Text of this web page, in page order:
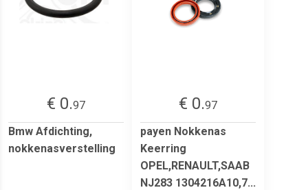
€ 0.97
Bmw Afdichting,
nokkenasverstelling
€ 0.97
payen Nokkenas
Keerring
OPEL,RENAULT,SAAB
NJ283 1304216A10,7...